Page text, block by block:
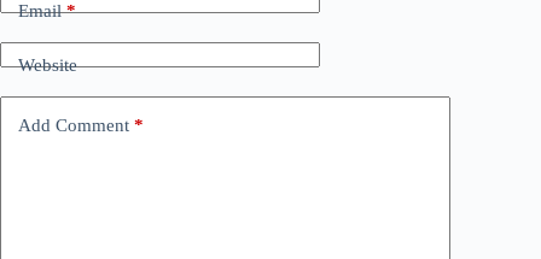
Email*
Website
Add Comment *